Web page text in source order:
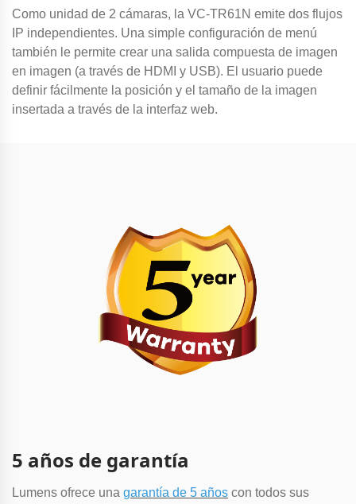
Como unidad de 2 cámaras, la VC-TR61N emite dos flujos
IP independientes. Una simple configuración de menú
también le permite crear una salida compuesta de imagen
en imagen (a través de HDMI y USB). El usuario puede
definir fácilmente la posición y el tamaño de la imagen
insertada a través de la interfaz web.
5 años de garantía
Lumens ofrece una garantía de 5 años con todos sus